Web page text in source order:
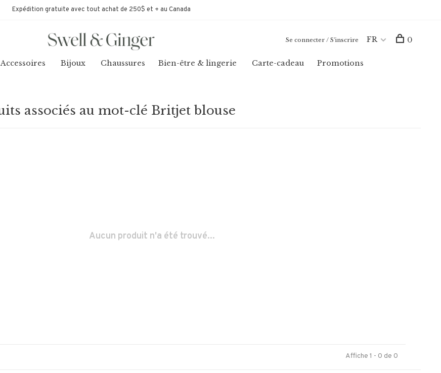
Expédition gratuite avec tout achat de 250$ et + au Canada
Accessoires Bijoux Chaussures Bien-être & lingerie Carte-cadeau
Promotions
Se connecter / S'inscrire FR 0
associés au mot-clé Britjet blouse
Aucun produit n'a été trouvé...
Affiche 1 - 0 de 0